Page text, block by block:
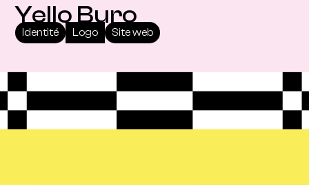
Yello Buro
Identité Logo Site web